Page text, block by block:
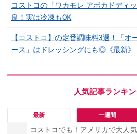
コストコの「ワカモレ アボカドディ
良！実は冷凍もOK
【コストコ】の定番調味料3選！「オ
ース」はドレッシングにも◎《最新》
最新 一週間
コストコでも！アメリカで大人